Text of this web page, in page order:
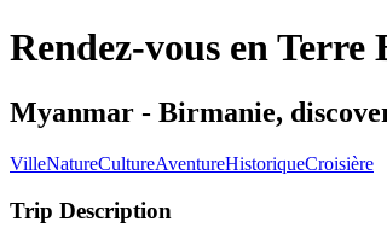
Rendez-vous en
Myanmar - Birmanie,
VilleNatureCultureAventureHistoriqueCroisière
Trip Description